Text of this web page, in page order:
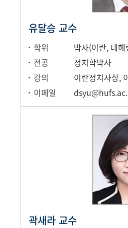
유달승 교수
학위
박사(이란, 테
전공
정치학박사
강의
이란정치사상,
이메일
곽새라 교수